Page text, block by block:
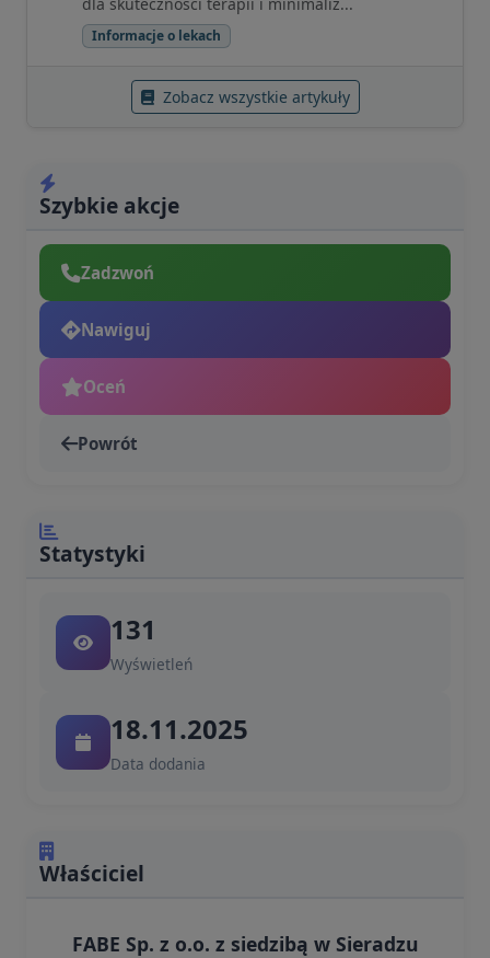
Informacje o lekach
Zobacz wszystkie artykuły
Szybkie akcje
Zadzwoń
Nawiguj
Oceń
Powrót
Statystyki
131
Wyświetleń
18.11.2025
Data dodania
Właściciel
FABE Sp. z o.o. z siedzibą w Sieradzu